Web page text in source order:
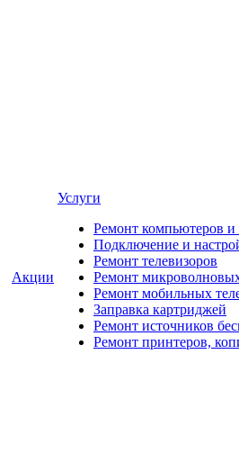
Акции
Услуги
Ремонт компьютеров и
Подключение и
Ремонт телевизоров
Ремонт
Ремонт мобильных
Заправка картриджей
Ремонт источников
Ремонт принтеров,